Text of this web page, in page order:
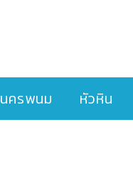
นครพนม หัวหิน